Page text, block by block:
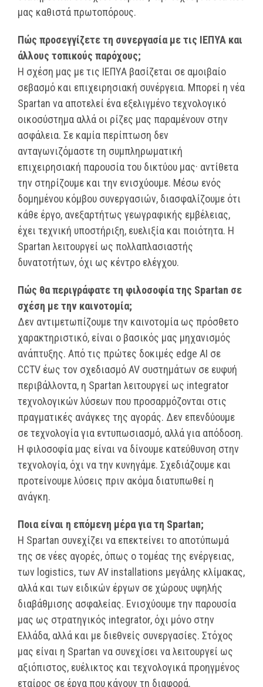
μας καθιστά πρωτοπόρους.
Πώς προσεγγίζετε τη συνεργασία με τις ΙΕΠΥΑ και
άλλους τοπικούς παρόχους;
Η σχέση μας με τις ΙΕΠΥΑ βασίζεται σε αμοιβαίο
σεβασμό και επιχειρησιακή συνέργεια. Μπορεί η νέα
Spartan να αποτελεί ένα εξελιγμένο τεχνολογικό
οικοσύστημα αλλά οι ρίζες μας παραμένουν στην
ασφάλεια. Σε καμία περίπτωση δεν
ανταγωνιζόμαστε τη συμπληρωματική
επιχειρησιακή παρουσία του δικτύου μας· αντίθετα
την στηρίζουμε και την ενισχύουμε. Μέσω ενός
δομημένου κόμβου συνεργασιών, διασφαλίζουμε ότι
κάθε έργο, ανεξαρτήτως γεωγραφικής εμβέλειας,
έχει τεχνική υποστήριξη, ευελιξία και ποιότητα. Η
Spartan λειτουργεί ως πολλαπλασιαστής
δυνατοτήτων, όχι ως κέντρο ελέγχου.
Πώς θα περιγράφατε τη φιλοσοφία της Spartan σε
σχέση με την καινοτομία;
Δεν αντιμετωπίζουμε την καινοτομία ως πρόσθετο
χαρακτηριστικό, είναι ο βασικός μας μηχανισμός
ανάπτυξης. Από τις πρώτες δοκιμές edge AI σε
CCTV έως τον σχεδιασμό AV συστημάτων σε ευφυή
περιβάλλοντα, η Spartan λειτουργεί ως integrator
τεχνολογικών λύσεων που προσαρμόζονται στις
πραγματικές ανάγκες της αγοράς. Δεν επενδύουμε
σε τεχνολογία για εντυπωσιασμό, αλλά για απόδοση.
Η φιλοσοφία μας είναι να δίνουμε κατεύθυνση στην
τεχνολογία, όχι να την κυνηγάμε. Σχεδιάζουμε και
προτείνουμε λύσεις πριν ακόμα διατυπωθεί η
ανάγκη.
Ποια είναι η επόμενη μέρα για τη Spartan;
Η Spartan συνεχίζει να επεκτείνει το αποτύπωμά
της σε νέες αγορές, όπως ο τομέας της ενέργειας,
των logistics, των AV installations μεγάλης κλίμακας,
αλλά και των ειδικών έργων σε χώρους υψηλής
διαβάθμισης ασφαλείας. Ενισχύουμε την παρουσία
μας ως στρατηγικός integrator, όχι μόνο στην
Ελλάδα, αλλά και με διεθνείς συνεργασίες. Στόχος
μας είναι η Spartan να συνεχίσει να λειτουργεί ως
αξιόπιστος, ευέλικτος και τεχνολογικά προηγμένος
εταίρος σε έργα που κάνουν τη διαφορά.